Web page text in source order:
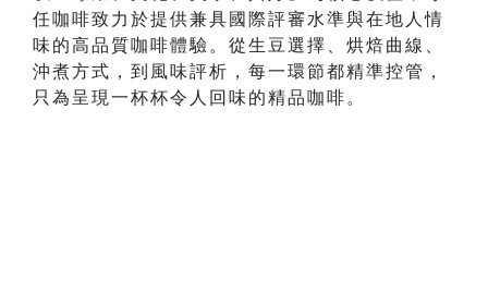
任咖啡致⼒於提供兼具國際評審⽔準與在地⼈情
味的⾼品質咖啡體驗。從⽣⾖選擇、烘焙曲線、
沖煮⽅式，到風味評析，每⼀環節都精準控管，
只為呈現⼀杯杯令⼈回味的精品咖啡。